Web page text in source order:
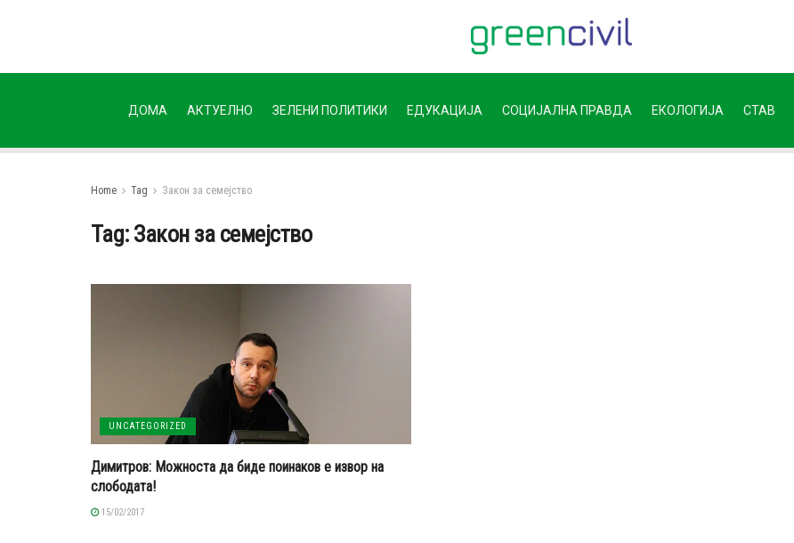
ДОМА АКТУЕЛНО ЗЕЛЕНИ ПОЛИТИКИ ЕДУКАЦИЈА СОЦИЈАЛНА ПРАВДА ЕКОЛОГИЈА СТАВ
Home Tag Закон за семејство
Tag: Закон за семејство
UNCATEGORIZED
Димитров: Можноста да биде поинаков е извор на
слободата!
15/02/2017